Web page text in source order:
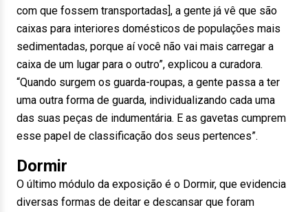
com que fossem transportadas], a gente já vê que são
caixas para interiores domésticos de populações mais
sedimentadas, porque aí você não vai mais carregar a
caixa de um lugar para o outro”, explicou a curadora.
“Quando surgem os guarda-roupas, a gente passa a ter
uma outra forma de guarda, individualizando cada uma
das suas peças de indumentária. E as gavetas cumprem
esse papel de classificação dos seus pertences”.
Dormir
O último módulo da exposição é o Dormir, que evidencia
diversas formas de deitar e descansar que foram